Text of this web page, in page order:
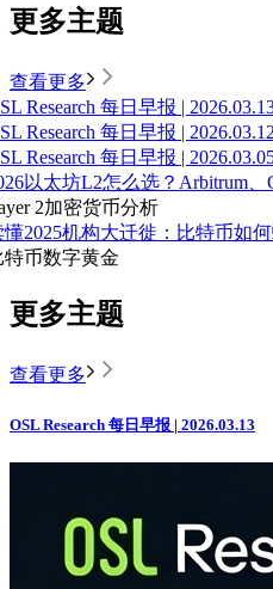
更多主题
查看更多
Research 每日早报 |
Research 每日早报 | 2026.03.12
Research 每日早报 |
以太坊L2怎么选？Arbitrum
2加密货币分析
懂2025机构大迁徙：比特币如
特币数字黄金
更多主题
查看更多
OSL Research 每日早报 | 2026.03.13